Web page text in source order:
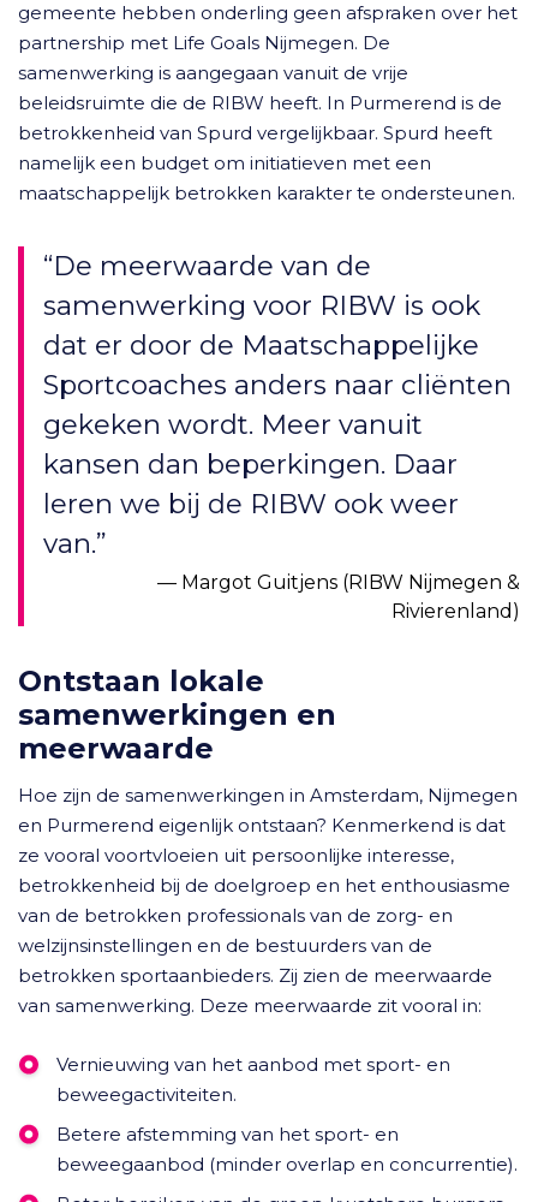
gemeente hebben onderling geen afspraken over het
partnership met Life Goals Nijmegen. De
samenwerking is aangegaan vanuit de vrije
beleidsruimte die de RIBW heeft. In Purmerend is de
betrokkenheid van Spurd vergelijkbaar. Spurd heeft
namelijk een budget om initiatieven met een
maatschappelijk betrokken karakter te ondersteunen.
“De meerwaarde van de
samenwerking voor RIBW is ook
dat er door de Maatschappelijke
Sportcoaches anders naar cliënten
gekeken wordt. Meer vanuit
kansen dan beperkingen. Daar
leren we bij de RIBW ook weer
van.”
Margot Guitjens (RIBW Nijmegen &
Rivierenland)
Ontstaan lokale
samenwerkingen en
meerwaarde
Hoe zijn de samenwerkingen in Amsterdam, Nijmegen
en Purmerend eigenlijk ontstaan? Kenmerkend is dat
ze vooral voortvloeien uit persoonlijke interesse,
betrokkenheid bij de doelgroep en het enthousiasme
van de betrokken professionals van de zorg- en
welzijnsinstellingen en de bestuurders van de
betrokken sportaanbieders. Zij zien de meerwaarde
van samenwerking. Deze meerwaarde zit vooral in:
Vernieuwing van het aanbod met sport- en
beweegactiviteiten.
Betere afstemming van het sport- en
beweegaanbod (minder overlap en concurrentie).